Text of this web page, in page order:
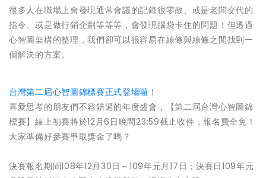
很多人在職場上會發現通常會議的記錄很零散、或是老闆交代的
指令、或是做行銷企劃等等等，會發現腦袋卡住的問題！但透過
心智圖架構的整理，我們卻可以很容易在線條與線條之間找到一
個解決的方案。
台灣第二屆心智圖錦標賽正式登場囉 ！
喜愛思考的朋友們不容錯過的年度盛會，【第二屆台灣心智圖錦
標賽】線上初賽將於12月6日晚間23:59截止收件，報名費全免！
大家準備好參賽爭取獎金了嗎？
決賽報名期間108年12月30日～109年元月17日；決賽日109年元